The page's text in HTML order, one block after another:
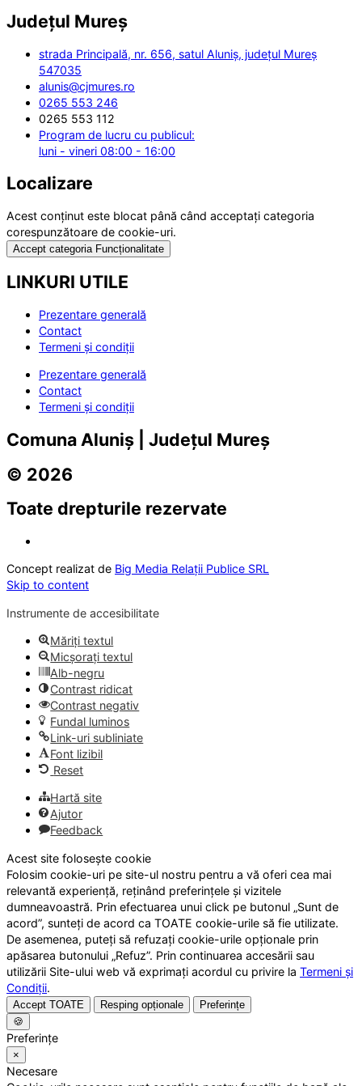
Județul Mureș
strada Principală, nr. 656, satul Aluniș, județul Mureș
547035
alunis@cjmures.ro
0265 553 246
0265 553 112
Program de lucru cu publicul:
luni - vineri 08:00 - 16:00
Localizare
Acest conținut este blocat până când acceptați categoria
corespunzătoare de cookie-uri.
Accept categoria Funcționalitate
LINKURI UTILE
Prezentare generală
Contact
Termeni și condiții
Prezentare generală
Contact
Termeni și condiții
Comuna Aluniș | Județul Mureș
© 2026
Toate drepturile rezervate
Concept realizat de Big Media Relații Publice SRL
Skip to content
Instrumente de accesibilitate
Măriți textul
Micșorați textul
Alb-negru
Contrast ridicat
Contrast negativ
Fundal luminos
Link-uri subliniate
Font lizibil
Reset
Hartă site
Ajutor
Feedback
Acest site folosește cookie
Folosim cookie-uri pe site-ul nostru pentru a vă oferi cea mai
relevantă experiență, reținând preferințele și vizitele
dumneavoastră. Prin efectuarea unui click pe butonul „Sunt de
acord”, sunteți de acord ca TOATE cookie-urile să fie utilizate.
De asemenea, puteți să refuzați cookie-urile opționale prin
apăsarea butonului „Refuz”. Prin continuarea accesării sau
utilizării Site-ului web vă exprimați acordul cu privire la Termeni și
Condiții.
Accept TOATE Resping opționale
Preferințe
🍪
Preferințe
×
Necesare